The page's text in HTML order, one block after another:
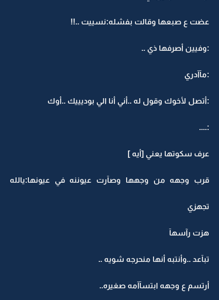
عضت ع صبعها وقالت بفشله:نسييت ..!!
:وفيين أصرفها ذي ..
:مآآدري
:أتصل لأخوك وقول له ..أني أنا الي بوديييك ..أوك
:....
عرف سكوتها يعني [أيه ]
قرب وجهه من وجهها وصآرت عيوننه في عيونها:يالله
تجهزي
هزت رآسهآ
تبآعد ..وأنتبه أنها منحرجه شويه ..
أرتسم ع وجهه ابتسآآمه صغيره..